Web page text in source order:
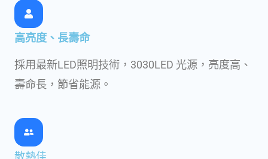
高亮度、長壽命
採用最新LED照明技術，3030LED 光源，亮度高、
壽命長，節省能源。
散熱佳